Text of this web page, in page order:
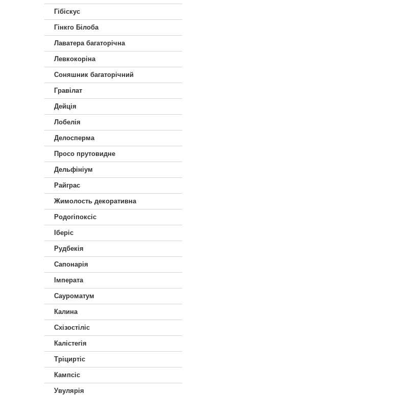
Гібіскус
Гінкго Білоба
Лаватера багаторічна
Левкокоріна
Соняшник багаторічний
Гравілат
Дейція
Лобелія
Делосперма
Просо прутовидне
Дельфініум
Райграс
Жимолость декоративна
Родогіпоксіс
Іберіс
Рудбекія
Сапонарія
Імперата
Сауроматум
Калина
Схізостіліс
Калістегія
Тріциртіс
Кампсіс
Увулярія